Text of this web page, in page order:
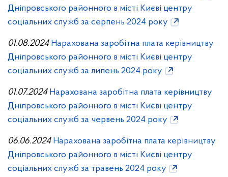
Дніпровського районного в місті Києві центру
соціальних служб за серпень 2024 року
01.08.2024 Нарахована заробітна плата керівництву
Дніпровського районного в місті Києві центру
соціальних служб за липень 2024 року
01.07.2024 Нарахована заробітна плата керівництву
Дніпровського районного в місті Києві центру
соціальних служб за червень 2024 року
06.06.2024 Нарахована заробітна плата керівництву
Дніпровського районного в місті Києві центру
соціальних служб за травень 2024 року